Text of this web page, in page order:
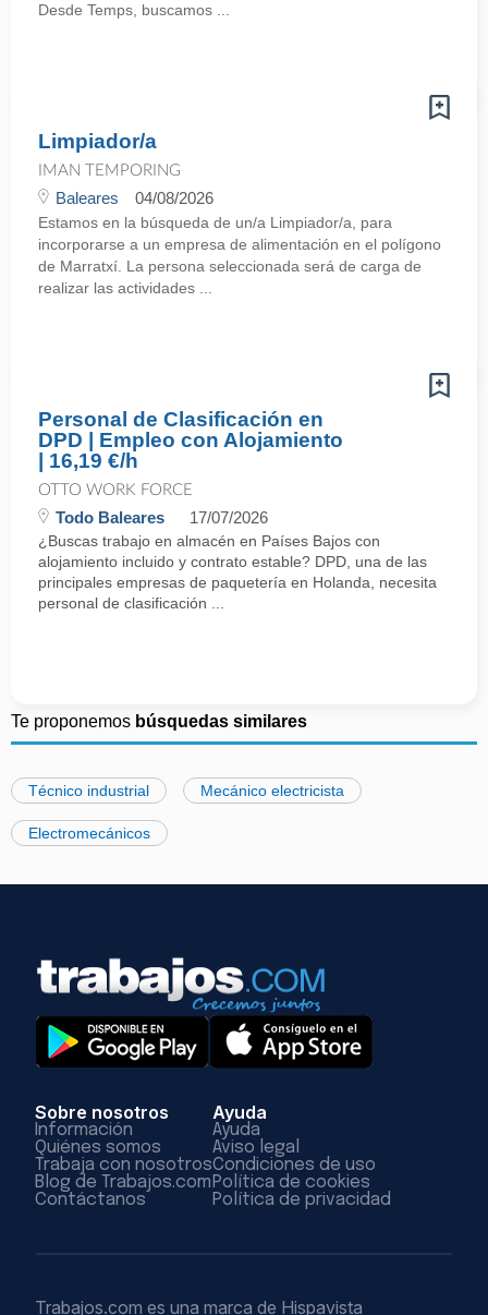
Desde Temps, buscamos ...
Limpiador/a
IMAN TEMPORING
Baleares 04/08/2026
Estamos en la búsqueda de un/a Limpiador/a, para
incorporarse a un empresa de alimentación en el polígono
de Marratxí. La persona seleccionada será de carga de
realizar las actividades ...
Personal de Clasificación en
DPD | Empleo con Alojamiento
| 16,19 €/h
OTTO WORK FORCE
Todo Baleares 17/07/2026
¿Buscas trabajo en almacén en Países Bajos con
alojamiento incluido y contrato estable? DPD, una de las
principales empresas de paquetería en Holanda, necesita
personal de clasificación ...
Te proponemos búsquedas similares
Técnico industrial Mecánico electricista
Electromecánicos
Sobre nosotros
Información
Quiénes somos
Trabaja con nosotros
Blog de Trabajos.com
Contáctanos
Ayuda
Ayuda
Aviso legal
Condiciones de uso
Política de cookies
Política de privacidad
Trabajos.com es una marca de Hispavista